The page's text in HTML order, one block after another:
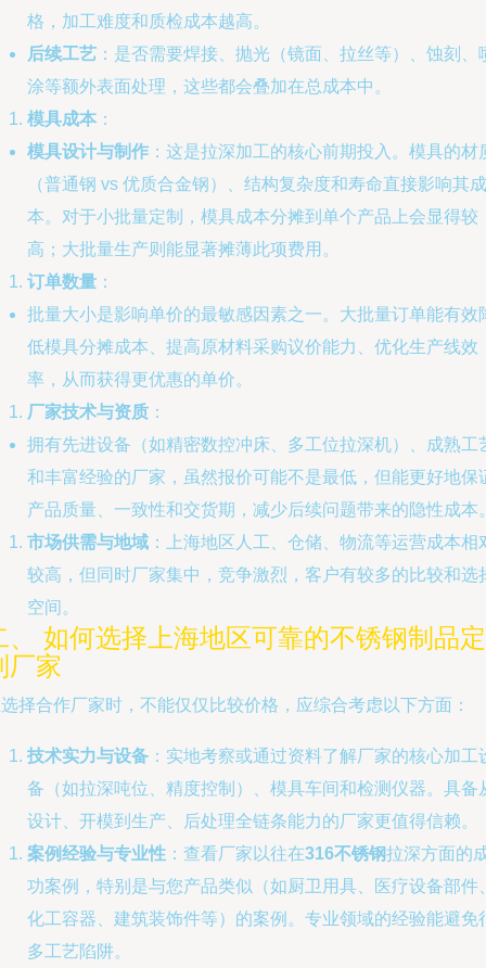
格，加工难度和质检成本越高。
后续工艺 ：是否需要焊接、抛光（镜面、拉丝等）、蚀刻、
涂等额外表面处理，这些都会叠加在总成本中。
模具成本 ：
模具设计与制作 ：这是拉深加工的核心前期投入。模具的材
（普通钢 vs 优质合金钢）、结构复杂度和寿命直接影响其成
本。对于小批量定制，模具成本分摊到单个产品上会显得较
高；大批量生产则能显著摊薄此项费用。
订单数量 ：
批量大小是影响单价的最敏感因素之一。大批量订单能有效
低模具分摊成本、提高原材料采购议价能力、优化生产线效
率，从而获得更优惠的单价。
厂家技术与资质 ：
拥有先进设备（如精密数控冲床、多工位拉深机）、成熟工
和丰富经验的厂家，虽然报价可能不是最低，但能更好地保
产品质量、一致性和交货期，减少后续问题带来的隐性成本
市场供需与地域 ：上海地区人工、仓储、物流等运营成本相
较高，但同时厂家集中，竞争激烈，客户有较多的比较和选
空间。
、 如何选择上海地区可靠的不锈钢制品定
厂家
择合作厂家时，不能仅仅比较价格，应综合考虑以下方面：
技术实力与设备 ：实地考察或通过资料了解厂家的核心加工
备（如拉深吨位、精度控制）、模具车间和检测仪器。具备
设计、开模到生产、后处理全链条能力的厂家更值得信赖。
案例经验与专业性 ：查看厂家以往在316不锈钢拉深方面的
功案例，特别是与您产品类似（如厨卫用具、医疗设备部件
化工容器、建筑装饰件等）的案例。专业领域的经验能避免
多工艺陷阱。